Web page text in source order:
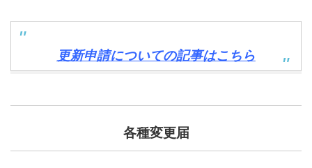
更新申請についての記事はこちら
各種変更届